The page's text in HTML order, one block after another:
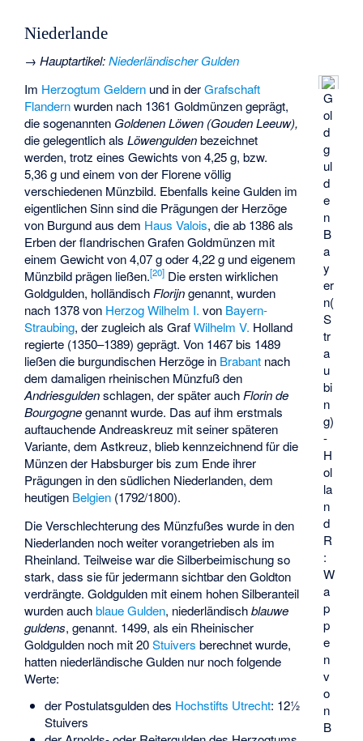
Niederlande
→Hauptartikel:Niederländischer Gulden
G
ol
d
g
ul
d
e
n
B
a
y
er
n(
S
tr
a
u
bi
n
g)
-
H
ol
la
n
d
R
:
W
a
p
p
e
n
v
o
n
B
Im Herzogtum Geldern und in derGrafschaft
Flandernwurden nach 1361 Goldmünzen geprägt,
die sogenannten Goldenen Löwen (Gouden Leeuw),
die gelegentlich alsLöwenguldenbezeichnet
werden, trotz eines Gewichts von 4,25 g, bzw.
5,36 g und einem von der Florene völlig
verschiedenen Münzbild. Ebenfalls keine Gulden im
eigentlichen Sinn sind die Prägungen der Herzöge
von Burgund aus dem Haus Valois, die ab 1386 als
Erben der flandrischen Grafen Goldmünzen mit
einem Gewicht von 4,07 g oder 4,22 g und eigenem
Münzbild prägen ließen.[20] Die ersten wirklichen
Goldgulden, holländisch Florijngenannt, wurden
nach 1378 von Herzog Wilhelm I. von Bayern-
Straubing, der zugleich als GrafWilhelm V. Holland
regierte (1350–1389) geprägt. Von 1467 bis 1489
ließen die burgundischen Herzöge in Brabant nach
dem damaligen rheinischen Münzfuß den
Andriesguldenschlagen, der später auch Florin de
Bourgognegenannt wurde. Das auf ihm erstmals
auftauchende Andreaskreuz mit seiner späteren
Variante, dem Astkreuz, blieb kennzeichnend für die
Münzen der Habsburger bis zum Ende ihrer
Prägungen in den südlichen Niederlanden, dem
heutigen Belgien (1792/1800).
Die Verschlechterung des Münzfußes wurde in den
Niederlanden noch weiter vorangetrieben als im
Rheinland. Teilweise war die Silberbeimischung so
stark, dass sie für jedermann sichtbar den Goldton
verdrängte. Goldgulden mit einem hohen Silberanteil
wurden auchblaue Gulden, niederländischblauwe
guldens, genannt. 1499, als ein Rheinischer
Goldgulden noch mit 20Stuivers berechnet wurde,
hatten niederländische Gulden nur noch folgende
Werte:
der Postulatsgulden des Hochstifts Utrecht: 12½
Stuivers